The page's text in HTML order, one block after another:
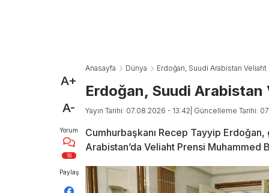
A+
A-
Yorum
10
Paylaş
Anasayfa Dünya Erdoğan, Suudi Arabistan
Erdoğan, Suudi
Yayın Tarihi: 07.08.2026 - 13:42 | Güncelleme Tarihi:
Cumhurbaşkanı Recep Tayyip
Arabistan’da Veliaht Prensi Muhammed